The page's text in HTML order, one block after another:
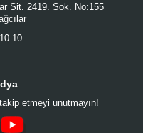
Sit. 2419. Sok. No:155
10
etmeyi unutmayın!